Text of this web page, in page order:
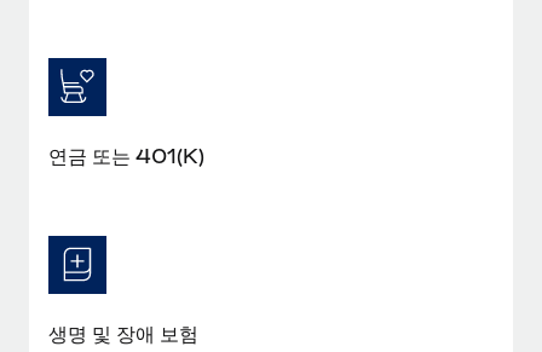
비디오 콘텐츠를 활용한 마케팅이 계속해서 인기를 끌면서, 기업들
에게는 흥미롭고 전문적인 비디오 제작이 어느 때보다 중요해졌습
니다. 그러나 대부분의 회사들은 그렇게 높은 품질의...
연금 또는 401(K)
생명 및 장애 보험